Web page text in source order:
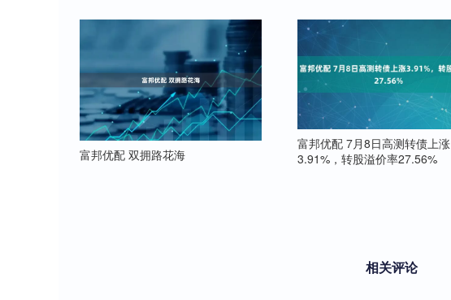
富邦优配 双拥路花海
富邦优配 7月8日高测转债上涨
3.91%，转股溢价率27.56%
相关评论